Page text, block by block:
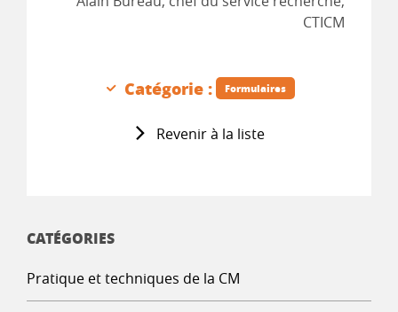
CATÉGORIES
Pratique et techniques de la CM
CTICM
Revenir à la liste
Catégorie : Formulaires